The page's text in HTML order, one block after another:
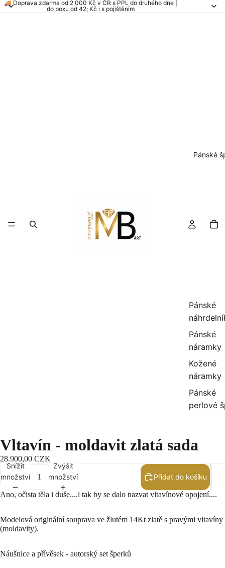
🚚 Doprava zdarma od 2 000 Kč v ČR s PPL do druhého dne |
do boxu od 42; Kč i s pojištěním
Pánské
Pánské
Pánské
náramky
Kožené
náramky
Pánské
perlové
Vltavín - moldavit zlatá sada
28.900,00 CZK
Snížit
množství
Zvýšit
množství
Přidat do košíku
Ano, očista těla i duše....i tak by se dalo nazvat vltavínové opojení....
Modelová originální souprava ve žlutém 14Kt zlatě s pravými vltavíny
(moldavity).
Náušnice a přívěsek - autorský set šperků